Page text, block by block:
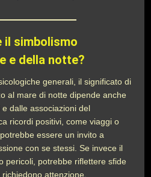
il simbolismo
e della notte?
generali, il significato di
al mare di notte dipende anche
dalle associazioni del
ricordi positivi, come viaggi o
essere un invito a
con se stessi. Se invece il
pericoli, potrebbe riflettere sfide
attenzione.